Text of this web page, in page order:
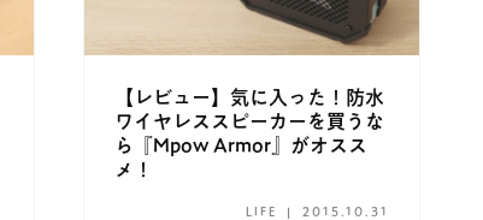
【レビュー】気に入った！防水
ワイヤレススピーカーを買うな
ら『Mpow Armor』がオスス
メ！
LIFE 2015.10.31